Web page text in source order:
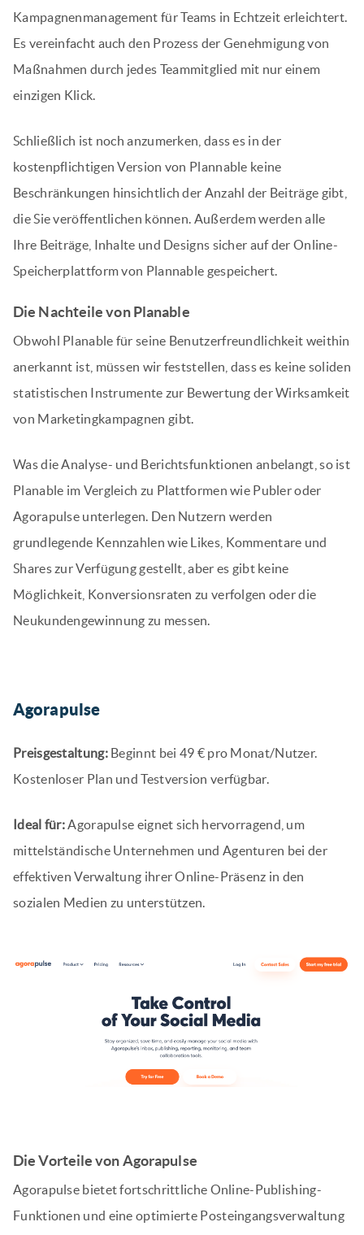
Kampagnenmanagement für Teams in Echtzeit erleichtert.
Es vereinfacht auch den Prozess der Genehmigung von
Maßnahmen durch jedes Teammitglied mit nur einem
einzigen Klick.
Schließlich ist noch anzumerken, dass es in der
kostenpflichtigen Version von Plannable keine
Beschränkungen hinsichtlich der Anzahl der Beiträge gibt,
die Sie veröffentlichen können. Außerdem werden alle
Ihre Beiträge, Inhalte und Designs sicher auf der Online-
Speicherplattform von Plannable gespeichert.
Die Nachteile von Planable
Obwohl Planable für seine Benutzerfreundlichkeit weithin
anerkannt ist, müssen wir feststellen, dass es keine soliden
statistischen Instrumente zur Bewertung der Wirksamkeit
von Marketingkampagnen gibt.
Was die Analyse- und Berichtsfunktionen anbelangt, so ist
Planable im Vergleich zu Plattformen wie Publer oder
Agorapulse unterlegen. Den Nutzern werden
grundlegende Kennzahlen wie Likes, Kommentare und
Shares zur Verfügung gestellt, aber es gibt keine
Möglichkeit, Konversionsraten zu verfolgen oder die
Neukundengewinnung zu messen.
Agorapulse
Preisgestaltung:Beginnt bei 49 € pro Monat/Nutzer.
Kostenloser Plan und Testversion verfügbar.
Ideal für:Agorapulse eignet sich hervorragend, um
mittelständische Unternehmen und Agenturen bei der
effektiven Verwaltung ihrer Online-Präsenz in den
sozialen Medien zu unterstützen.
Die Vorteile von Agorapulse
Agorapulse bietet fortschrittliche Online-Publishing-
Funktionen und eine optimierte Posteingangsverwaltung